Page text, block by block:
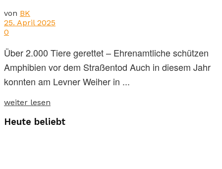
von BK
25. April 2025
0
Über 2.000 Tiere gerettet – Ehrenamtliche schützen
Amphibien vor dem Straßentod Auch in diesem Jahr
konnten am Levner Weiher in ...
weiter lesen
Heute beliebt